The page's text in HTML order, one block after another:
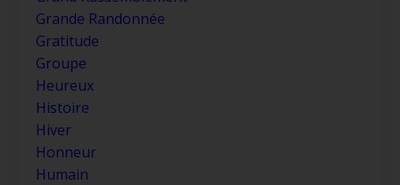
Grande Randonnée
Gratitude
Groupe
Heureux
Histoire
Hiver
Honneur
Humain